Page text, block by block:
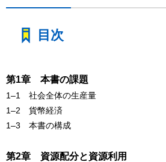
目次
第1章 本書の課題
1‒1 社会全体の生産量
1‒2 貨幣経済
1‒3 本書の構成
第2章 資源配分と資源利用